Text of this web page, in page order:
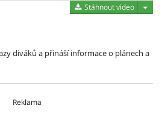
Stáhnout video
diváků a přináší informace o plánech a
Reklama